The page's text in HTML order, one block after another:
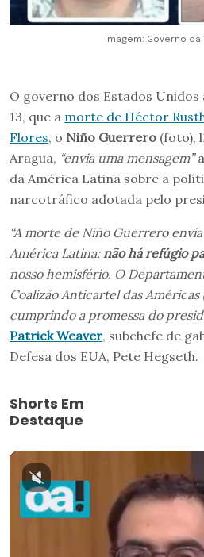
Imagem: Governo da
O governo dos Estados
13, que a morte de Héctor
Flores, o Niño Guerrero (foto),
Aragua, “envia uma mensagem”
da América Latina sobre a
narcotráfico adotada pelo
“A morte de Niño Guerrero
América Latina:não há refúgio
nosso hemisfério. O
Coalizão Anticartel das
cumprindo a promessa do
Patrick Weaver, subchefe de
Defesa dos EUA, Pete Hegseth.
Shorts Em
Destaque